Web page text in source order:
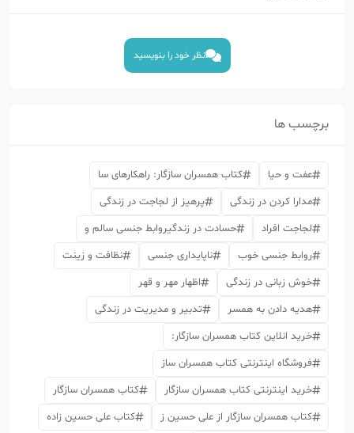
نظر خود را بنویسید
برچسب ها
عفت و حیا
کتاب همسران سازگار: راهکارهای سا
مدارا کردن در زندگی
پرهیز از لجاجت در زندگی
لجاجت افراد
حسادت در زندگیروابط جنسی سالم و
روابط جنسی خوب
ناپایداری جنسی
نظافت و زینت
خوش زبانی در زندگی
اظهار مهر و قهر
هدیه دادن به همسر
تدبیر و مدیریت در زندگی
خرید انلاین کتاب همسران سازگار:
فروشگاه اینترنتی کتاب همسران ساز
خرید اینترنتی کتاب همسران سازگار
کتاب همسران سازگار
کتاب همسران سازگار از علی حسین ز
کتاب علی حسین زاده